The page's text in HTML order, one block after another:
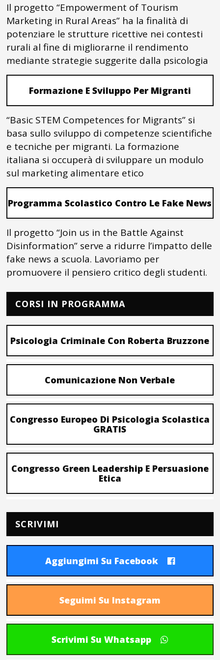
Il progetto “Empowerment of Tourism
Marketing in Rural Areas” ha la finalità di
potenziare le strutture ricettive nei contesti
rurali al fine di migliorarne il rendimento
mediante strategie suggerite dalla psicologia
Formazione E Sviluppo Per Migranti
“Basic STEM Competences for Migrants” si
basa sullo sviluppo di competenze scientifiche
e tecniche per migranti. La formazione
italiana si occuperà di sviluppare un modulo
sul marketing alimentare etico
Programma Scolastico Contro Le Fake News
Il progetto “Join us in the Battle Against
Disinformation” serve a ridurre l’impatto delle
fake news a scuola. Lavoriamo per
promuovere il pensiero critico degli studenti.
CORSI IN PROGRAMMA
Psicologia Criminale Con Roberta Bruzzone
Comunicazione Non Verbale
Congresso Europeo Di Psicologia Scolastica
GRATIS
Congresso Green Leadership E Persuasione
Etica
SCRIVIMI
Aggiungimi Su Facebook
Seguimi Su Instagram
Scrivimi Su Whatsapp